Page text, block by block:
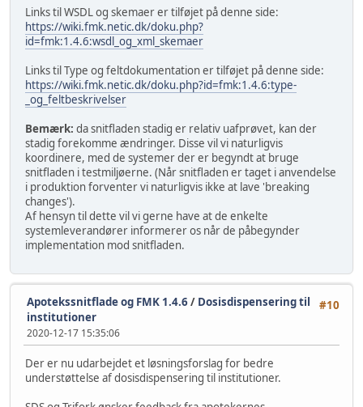
Links til WSDL og skemaer er tilføjet på denne side:
https://wiki.fmk.netic.dk/doku.php?
id=fmk:1.4.6:wsdl_og_xml_skemaer
Links til Type og feltdokumentation er tilføjet på denne side:
https://wiki.fmk.netic.dk/doku.php?id=fmk:1.4.6:type-
_og_feltbeskrivelser
Bemærk: da snitfladen stadig er relativ uafprøvet, kan der
stadig forekomme ændringer. Disse vil vi naturligvis
koordinere, med de systemer der er begyndt at bruge
snitfladen i testmiljøerne. (Når snitfladen er taget i anvendelse
i produktion forventer vi naturligvis ikke at lave 'breaking
changes').
Af hensyn til dette vil vi gerne have at de enkelte
systemleverandører informerer os når de påbegynder
implementation mod snitfladen.
#10
Apotekssnitflade og FMK 1.4.6/ Dosisdispensering til
institutioner
2020-12-17 15:35:06
Der er nu udarbejdet et løsningsforslag for bedre
understøttelse af dosisdispensering til institutioner.